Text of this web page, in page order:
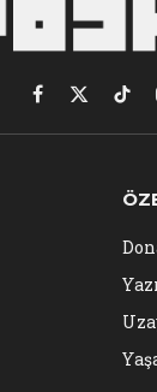
Facebook
X
(Twitter)